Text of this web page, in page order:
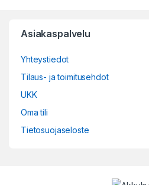
Asiakaspalvelu
Yhteystiedot
Tilaus- ja toimitusehdot
UKK
Oma tili
Tietosuojaseloste